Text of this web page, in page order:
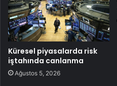
Küresel piyasalarda risk
iştahında canlanma
Ağustos 5, 2026